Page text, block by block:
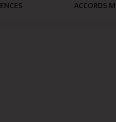
ACCORDS